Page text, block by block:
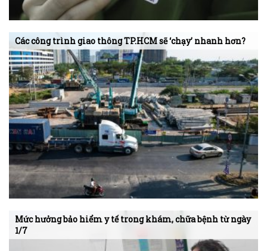
Các công trình giao thông TP.HCM sẽ ‘chạy’ nhanh hơn?
Mức hưởng bảo hiểm y tế trong khám, chữa bệnh từ ngày
1/7